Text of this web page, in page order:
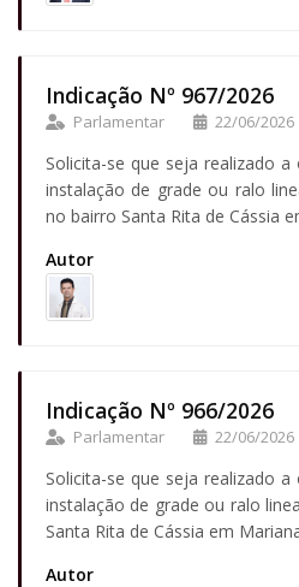
Indicação Nº 967/2026
Parlamentar 22/06/2026
Solicita-se que seja realizado
instalação de grade ou ralo
no bairro Santa Rita de Cássia
Autor
Indicação Nº 966/2026
Parlamentar 22/06/2026
Solicita-se que seja realizado
instalação de grade ou ralo
Santa Rita de Cássia em
Autor